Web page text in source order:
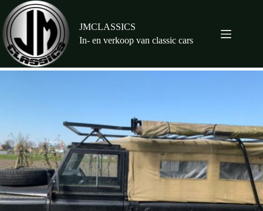
naar
de
inhoud
JMCLASSICS
In- en verkoop van classic cars